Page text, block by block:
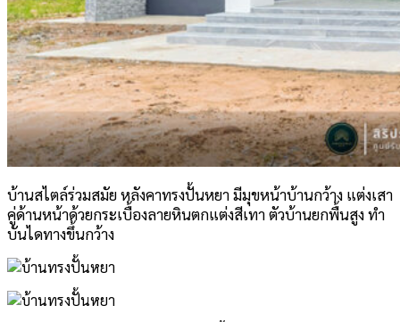
บ้านสไตล์ร่วมสมัย หลังคาทรงปั้นหยา มีมุขหน้าบ้านกว้าง แต่งเสา
คู่ด้านหน้าด้วยกระเบื้องลายหินตกแต่งสีเทา ตัวบ้านยกพื้นสูง ทำ
บันไดทางขึ้นกว้าง